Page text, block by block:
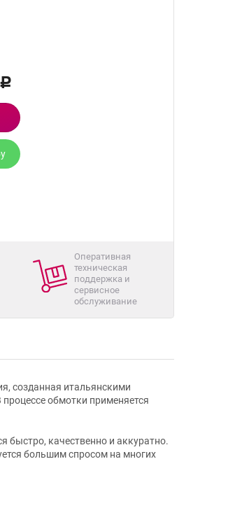
Р
Оперативная
техническая
поддержка и
сервисное
обслуживание
созданная итальянскими
обмотки применяется
быстро, качественно и аккуратно.
большим спросом на многих